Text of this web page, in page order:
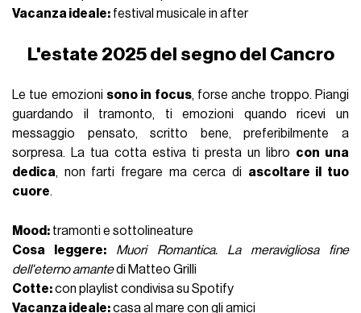
Vacanza ideale: festival musicale in after
L'estate 2025 del segno del Cancro
Le tue emozioni sono in focus, forse anche troppo. Piangi
guardando il tramonto, ti emozioni quando ricevi un
messaggio pensato, scritto bene, preferibilmente a
sorpresa. La tua cotta estiva ti presta un libro con una
dedica, non farti fregare ma cerca di ascoltare il tuo
cuore.
Mood: tramonti e sottolineature
Cosa leggere:
Muori Romantica. La meravigliosa fine
dell'eterno amantedi Matteo Grilli
Cotte:con playlist condivisa su Spotify
Vacanza ideale:casa al mare con gli amici